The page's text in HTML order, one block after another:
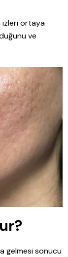
izleri ortaya
ve
gelmesi sonucu